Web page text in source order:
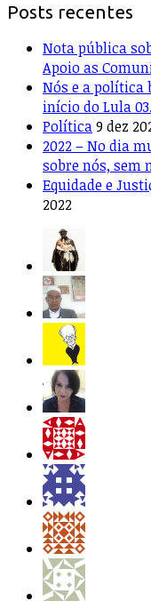
Posts recentes
Nota pública
Apoio as
Nós e a
início do Lula
Política9 dez
2022 – No dia
sobre nós, sem
Equidade e
2022